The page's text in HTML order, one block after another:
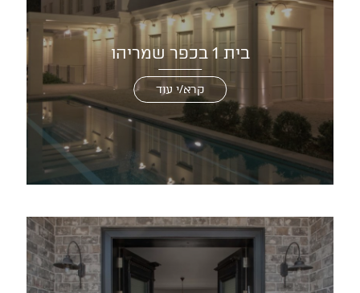
בית 1 בכפר שמריהו
קרא/י עוד